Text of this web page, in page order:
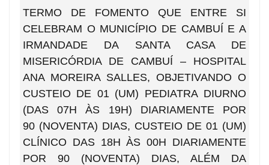
TERMO DE FOMENTO QUE ENTRE SI
CELEBRAM O MUNICÍPIO DE CAMBUÍ E A
IRMANDADE DA SANTA CASA DE
MISERICÓRDIA DE CAMBUÍ – HOSPITAL
ANA MOREIRA SALLES, OBJETIVANDO O
CUSTEIO DE 01 (UM) PEDIATRA DIURNO
(DAS 07H ÀS 19H) DIARIAMENTE POR
90 (NOVENTA) DIAS, CUSTEIO DE 01 (UM)
CLÍNICO DAS 18H ÀS 00H DIARIAMENTE
POR 90 (NOVENTA) DIAS, ALÉM DA